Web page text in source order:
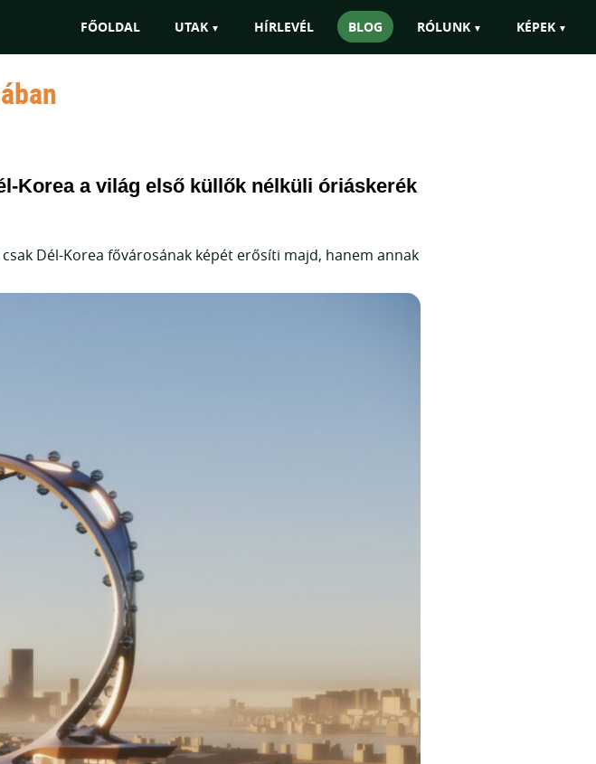
FŐOLDAL UTAK HÍRLEVÉL BLOG RÓLUNK KÉPEK
tudjuk európai átszállással is szervezni!"
Korea a világ első küllők nélküli óriáskerék
Dél-Korea fővárosának képét erősíti majd, hanem annak